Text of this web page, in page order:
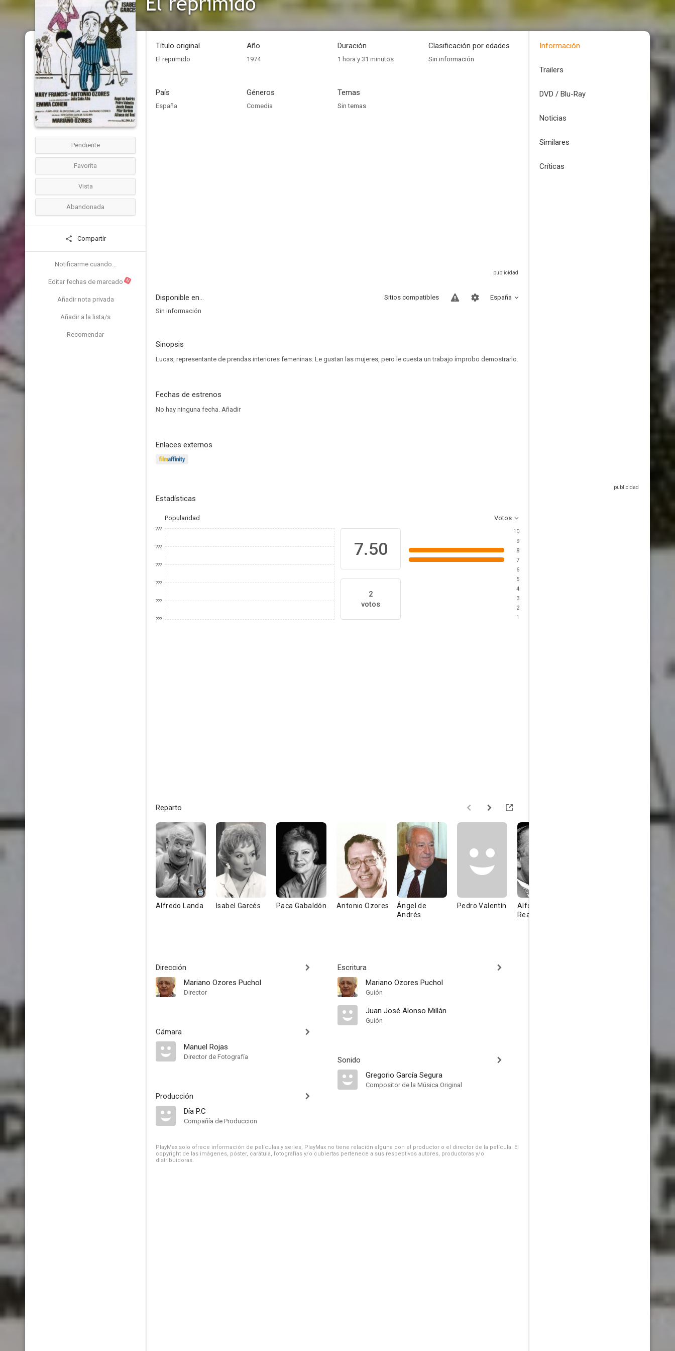
Pendiente
Favorita
Vista
Abandonada
Compartir
Notificarme cuando...
Editar fechas de marcado N
Añadir nota privada
Añadir a la lista/s
Recomendar
Título original
El reprimido
Año
1974
Duración
1 hora y 31 minutos
Clasificación por edades
Sin información
País
España
Géneros
Comedia
Temas
Sin temas
Disponible en... España
Sitios compatibles
Sin información
Sinopsis
Lucas, representante de prendas interiores femeninas. Le gustan las mujeres, pero le cuesta un trabajo ímprobo demostrarlo.
Fechas de estrenos
No hay ninguna fecha. Añadir
Enlaces externos
Estadísticas
Popularidad Votos
???
???
???
???
???
???
7.50
2
votos
10
9
8
7
6
5
4
3
2
1
Reparto
Alfredo Landa Isabel Garcés Paca Gabaldón Antonio Ozores
Ángel de
Andrés
Pedro Valentín
Alfonso del
Real
Dirección
Mariano Ozores Puchol
Director
Cámara
Manuel Rojas
Director de Fotografía
Producción
Día P.C
Compañía de Produccion
Escritura
Mariano Ozores Puchol
Guión
Juan José Alonso Millán
Guión
Sonido
Gregorio García Segura
Compositor de la Música Original
PlayMax solo ofrece información de películas y series, PlayMax no tiene relación alguna con el productor o el director de la película. El
copyright de las imágenes, póster, carátula, fotografías y/o cubiertas pertenece a sus respectivos autores, productoras y/o
distribuidoras.
Información
Trailers
DVD / Blu-Ray
Noticias
Similares
Críticas